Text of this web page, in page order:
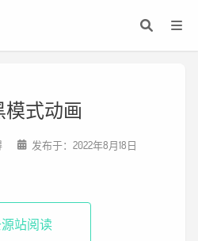
模式动画
发布于：2022年8月18日
站阅读